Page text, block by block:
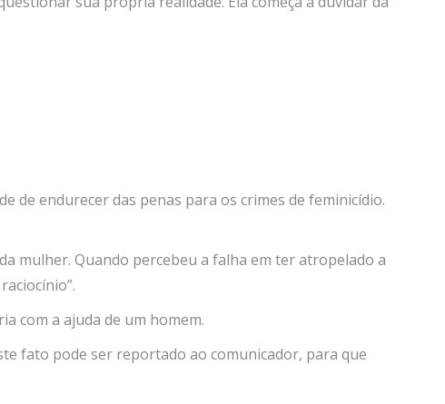
de endurecer das penas para os crimes de feminicídio.
mulher. Quando percebeu a falha em ter atropelado a
com a ajuda de um homem.
fato pode ser reportado ao comunicador, para que